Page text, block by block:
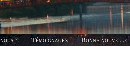
? Témoignages Bonne nouvelle